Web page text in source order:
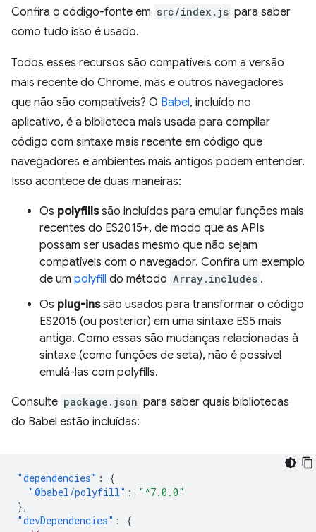
Confira o código-fonte em src/index.js para saber
como tudo isso é usado.
Todos esses recursos são compatíveis com a versão
mais recente do Chrome, mas e outros navegadores
que não são compatíveis? O Babel, incluído no
aplicativo, é a biblioteca mais usada para compilar
código com sintaxe mais recente em código que
navegadores e ambientes mais antigos podem entender.
Isso acontece de duas maneiras:
Os polyfillssão incluídos para emular funções mais
recentes do ES2015+, de modo que as APIs
possam ser usadas mesmo que não sejam
compatíveis com o navegador. Confira um exemplo
de um polyfill do método Array.includes .
Os plug-inssão usados para transformar o código
ES2015 (ou posterior) em uma sintaxe ES5 mais
antiga. Como essas são mudanças relacionadas à
sintaxe (como funções de seta), não é possível
emulá-las com polyfills.
Consulte package.json para saber quais bibliotecas
do Babel estão incluídas:
"dependencies" :
{
"@babel/polyfill" :
"^7.0.0"
},
"devDependencies" :
{